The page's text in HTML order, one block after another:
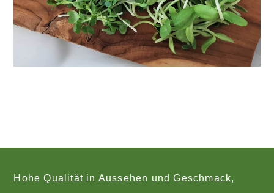
Hohe Qualität in Aussehen und Geschmack,